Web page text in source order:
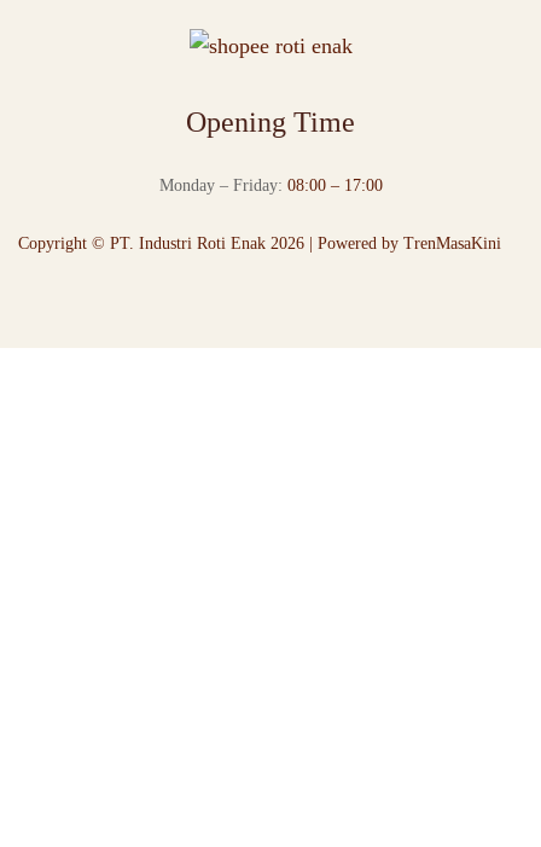
Opening Time
Monday – Friday: 08:00 – 17:00
Copyright © PT. Industri Roti Enak 2026 | Powered by TrenMasaKini